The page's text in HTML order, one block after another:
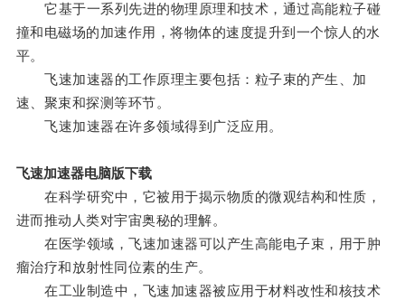
它基于一系列先进的物理原理和技术，通过高能粒子碰
撞和电磁场的加速作用，将物体的速度提升到一个惊人的水
平。
飞速加速器的工作原理主要包括：粒子束的产生、加
速、聚束和探测等环节。
飞速加速器在许多领域得到广泛应用。
飞速加速器电脑版下载
在科学研究中，它被用于揭示物质的微观结构和性质，
进而推动人类对宇宙奥秘的理解。
在医学领域，飞速加速器可以产生高能电子束，用于肿
瘤治疗和放射性同位素的生产。
在工业制造中，飞速加速器被应用于材料改性和核技术